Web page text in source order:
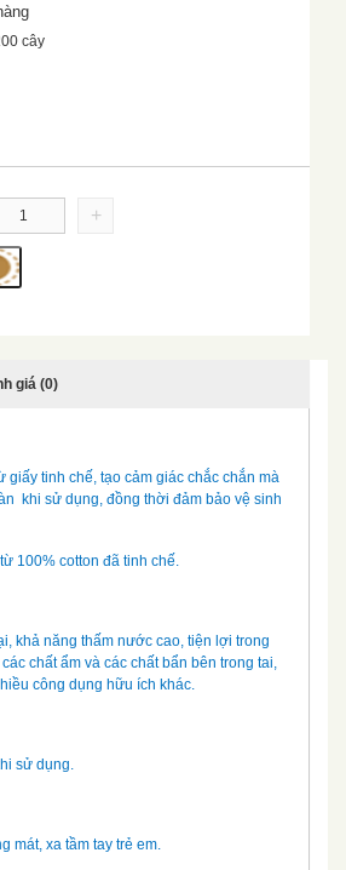
cây
+
giá (0)
giấy tinh chế, tạo cảm giác chắc chắn mà
khi sử dụng, đồng thời đảm bảo vệ sinh
100% cotton đã tinh chế.
khả năng thấm nước cao, tiện lợi trong
chất ẩm và các chất bẩn bên trong tai,
công dụng hữu ích khác.
sử dụng.
mát, xa tầm tay trẻ em.